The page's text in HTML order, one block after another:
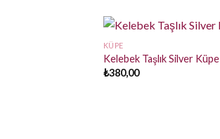
KÜPE
Kelebek Taşlık Silver Küpe
₺380,00